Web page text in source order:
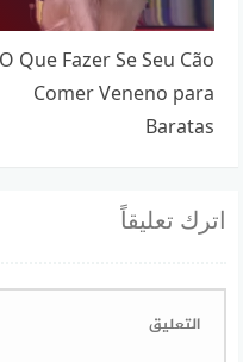
O Que Fazer Se Seu Cão
Comer Veneno para
Baratas
اترك تعليقاً